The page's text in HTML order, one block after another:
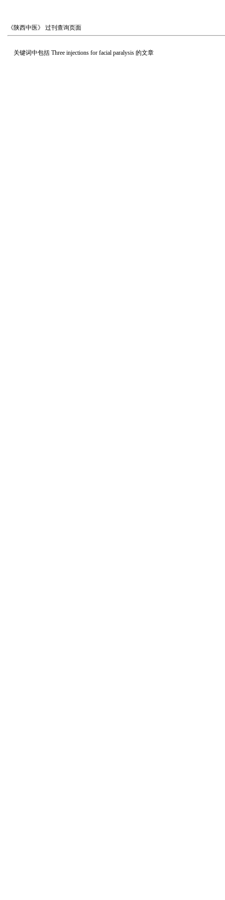
《陕西中医》 过刊查询页面
关键词中包括 Three injections for facial paralysis 的文章